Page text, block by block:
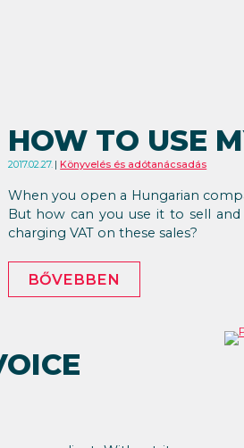
HOW TO USE
2017.02.27. Könyvelés és adótanácsadás
When you open a Hungarian
But how can you use it to sell
charging VAT on these sales?
BŐVEBBEN